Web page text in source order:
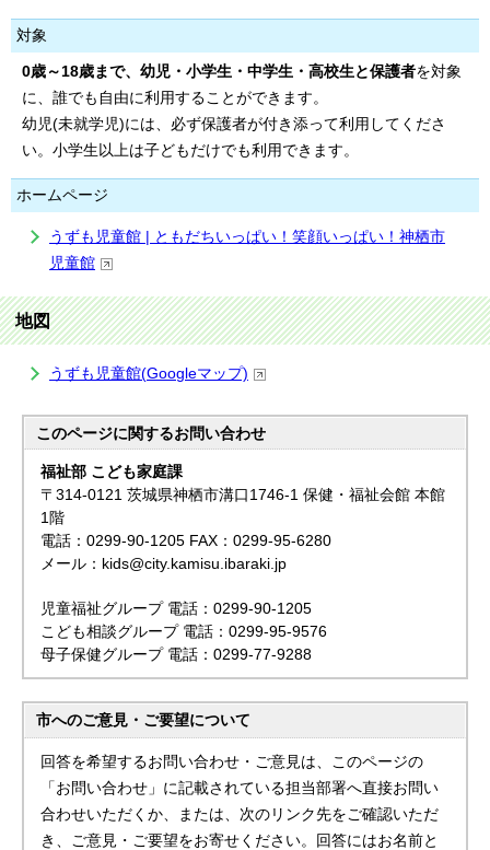
対象
0歳～18歳まで、幼児・小学生・中学生・高校生と保護者を対象
に、誰でも自由に利用することができます。
幼児(未就学児)には、必ず保護者が付き添って利用してくださ
い。小学生以上は子どもだけでも利用できます。
ホームページ
うずも児童館 | ともだちいっぱい！笑顔いっぱい！神栖市
児童館
地図
うずも児童館(Googleマップ)
このページに関するお問い合わせ
福祉部 こども家庭課
〒314-0121 茨城県神栖市溝口1746-1 保健・福祉会館 本館
1階
電話：0299-90-1205 FAX：0299-95-6280
メール：kids@city.kamisu.ibaraki.jp
児童福祉グループ 電話：0299-90-1205
こども相談グループ 電話：0299-95-9576
母子保健グループ 電話：0299-77-9288
市へのご意見・ご要望について
回答を希望するお問い合わせ・ご意見は、このページの
「お問い合わせ」に記載されている担当部署へ直接お問い
合わせいただくか、または、次のリンク先をご確認いただ
き、ご意見・ご要望をお寄せください。回答にはお名前と